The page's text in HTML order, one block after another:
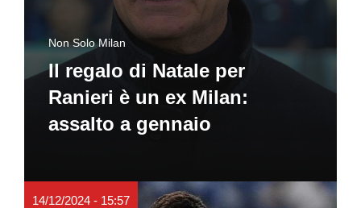
Non Solo Milan
Il regalo di Natale per
Ranieri è un ex Milan:
assalto a gennaio
14/12/2024 - 15:57